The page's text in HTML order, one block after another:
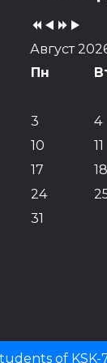
Август
Пн
3
4
10
11
17
18
24
31
of KSK-